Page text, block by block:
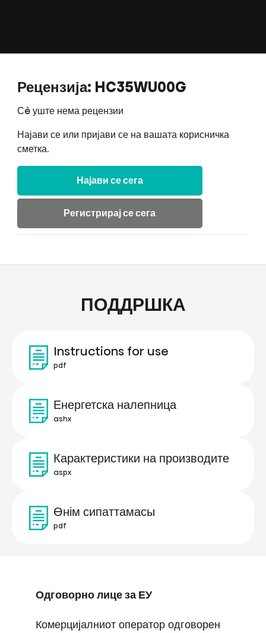
Рецензија: HC35WU00G
Сè уште нема рецензии
Најави се или пријави се на вашата корисничка
сметка.
Најави се сега
Регистрирај се сега
ПОДДРШКА
Instructions for use
pdf
Енергетска налепница
ashx
Карактеристики на производите
aspx
Өнім сипаттамасы
pdf
Одговорно лице за ЕУ
Комерцијалниот оператор одговорен